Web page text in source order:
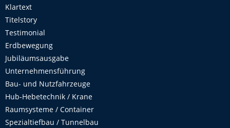
Klartext
Titelstory
Testimonial
Erdbewegung
Jubiläumsausgabe
Unternehmensführung
Bau- und Nutzfahrzeuge
Hub-Hebetechnik / Krane
Raumsysteme / Container
Spezialtiefbau / Tunnelbau